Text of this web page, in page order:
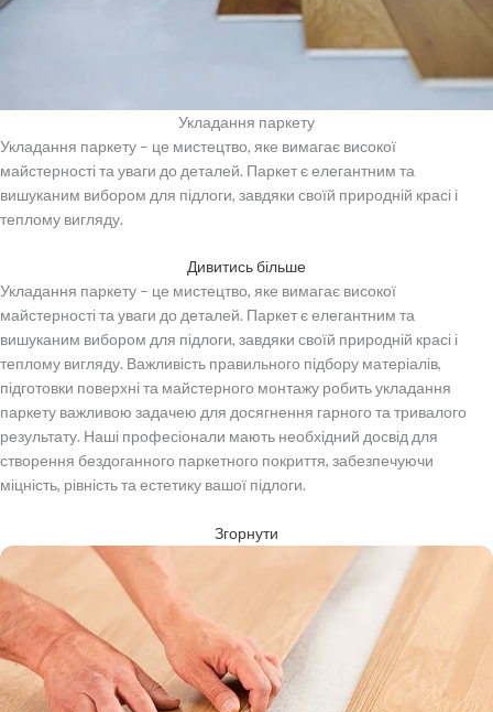
Укладання паркету
Укладання паркету – це мистецтво, яке вимагає високої
майстерності та уваги до деталей. Паркет є елегантним та
вишуканим вибором для підлоги, завдяки своїй природній красі і
теплому вигляду.
Дивитись більше
Укладання паркету – це мистецтво, яке вимагає високої
майстерності та уваги до деталей. Паркет є елегантним та
вишуканим вибором для підлоги, завдяки своїй природній красі і
теплому вигляду. Важливість правильного підбору матеріалів,
підготовки поверхні та майстерного монтажу робить укладання
паркету важливою задачею для досягнення гарного та тривалого
результату. Наші професіонали мають необхідний досвід для
створення бездоганного паркетного покриття, забезпечуючи
міцність, рівність та естетику вашої підлоги.
Згорнути